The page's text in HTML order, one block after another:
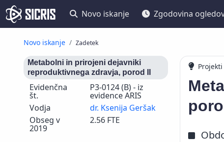
Novo iskanje Zgodovina
Novo iskanje Zadetek
Metabolni in prirojeni dejavniki
reproduktivnega zdravja, porod II
Evidenčna
št.
P3-0124 (B) - iz
evidence ARIS
Vodja
dr. Ksenija Geršak
Obseg v
2019
2.56 FTE